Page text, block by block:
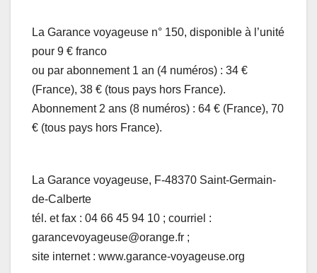
La Garance voyageuse n° 150, disponible à l’unité
pour 9 € franco
ou par abonnement 1 an (4 numéros) : 34 €
(France), 38 € (tous pays hors France).
Abonnement 2 ans (8 numéros) : 64 € (France), 70
€ (tous pays hors France).
La Garance voyageuse, F-48370 Saint-Germain-
de-Calberte
tél. et fax : 04 66 45 94 10 ; courriel :
garancevoyageuse@orange.fr ;
site internet : www.garance-voyageuse.org